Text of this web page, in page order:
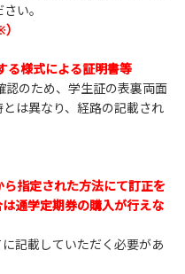
い。
る様式による証明書等
のため、学生証の表裏両面
は異なり、経路の記載され
指定された方法にて訂正を
通学定期券の購入が行えな
記載していただく必要があ